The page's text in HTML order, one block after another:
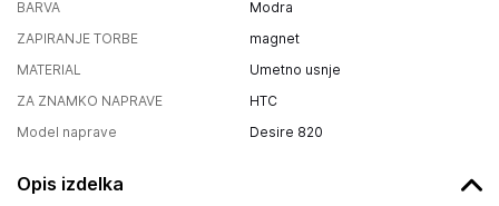
BARVA
Modra
ZAPIRANJE TORBE
magnet
MATERIAL
Umetno usnje
ZA ZNAMKO NAPRAVE
HTC
Model naprave
Desire 820
Opis izdelka